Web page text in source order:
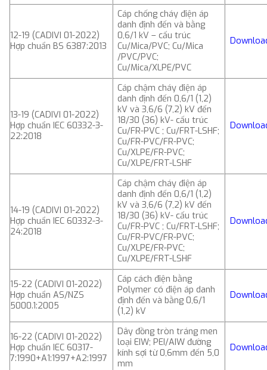
12-19 (CADIVI 01-2022)
Hợp chuẩn BS 6387:2013
Cáp chống cháy điện áp
danh định đến và bằng
0,6/1 kV – cấu trúc
Cu/Mica/PVC; Cu/Mica
/PVC/PVC;
Cu/Mica/XLPE/PVC
13-19 (CADIVI 01-2022)
Hợp chuẩn IEC 60332-3-
22:2018
Cáp chậm cháy điện áp
danh định đến 0,6/1 (1,2)
kV và 3,6/6 (7,2) kV đến
18/30 (36) kV- cấu trúc
Cu/FR-PVC ; Cu/FRT-LSHF;
Cu/FR-PVC/FR-PVC;
Cu/XLPE/FR-PVC;
Cu/XLPE/FRT-LSHF
14-19 (CADIVI 01-2022)
Hợp chuẩn IEC 60332-3-
24:2018
Cáp chậm cháy điện áp
danh định đến 0,6/1 (1,2)
kV và 3,6/6 (7,2) kV đến
18/30 (36) kV- cấu trúc
Cu/FR-PVC ; Cu/FRT-LSHF;
Cu/FR-PVC/FR-PVC;
Cu/XLPE/FR-PVC;
Cu/XLPE/FRT-LSHF
15-22 (CADIVI 01-2022)
Hợp chuẩn AS/NZS
5000.1:2005
Cáp cách điện bằng
Polymer có điện áp danh
định đến và bằng 0,6/1
(1,2) kV
16-22 (CADIVI 01-2022)
Hợp chuẩn IEC 60317-
7:1990+A1:1997+A2:1997
Dây đồng tròn tráng men
loại EIW; PEI/AIW đường
kính sợi từ 0,6mm đến 5,0
mm